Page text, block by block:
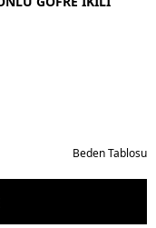
Beden Tablosu